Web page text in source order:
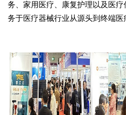
务、家用医疗、康复护理以及医
务于医疗器械行业从源头到终端医